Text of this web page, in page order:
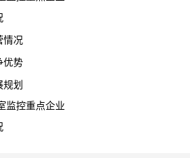
况
势
划
控重点企业